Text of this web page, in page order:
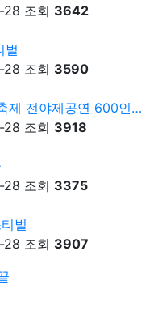
28 조회 3642
벌
28 조회 3590
제 전야제공연 600인…
28 조회 3918
28 조회 3375
벌
28 조회 3907